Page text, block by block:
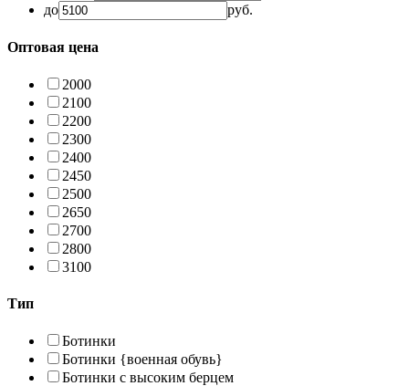
до
руб.
Оптовая цена
2000
2100
2200
2300
2400
2450
2500
2650
2700
2800
3100
Тип
Ботинки
Ботинки {военная обувь}
Ботинки с высоким берцем